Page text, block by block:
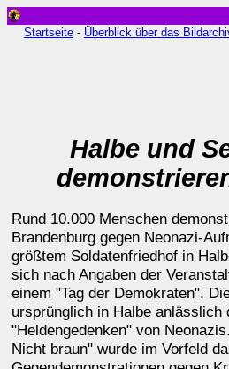
Startseite - Überblick über das
Halbe und
Rund 10.000 Menschen
Brandenburg gegen Neonazi-
größtem Soldatenfriedhof in
sich nach Angaben der
einem "Tag der Demokraten".
ursprünglich in Halbe
"Heldengedenken" von
Nicht braun" wurde im Vorfeld